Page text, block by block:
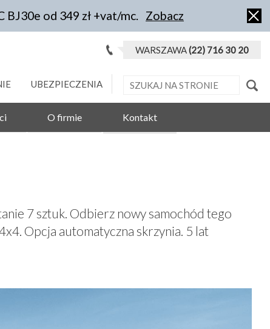
od 349 zł +vat/mc. Zobacz
WARSZAWA(22) 716 30 20
UBEZPIECZENIA
O firmie Kontakt
7 sztuk. Odbierz nowy samochód tego
Opcja automatyczna skrzynia. 5 lat